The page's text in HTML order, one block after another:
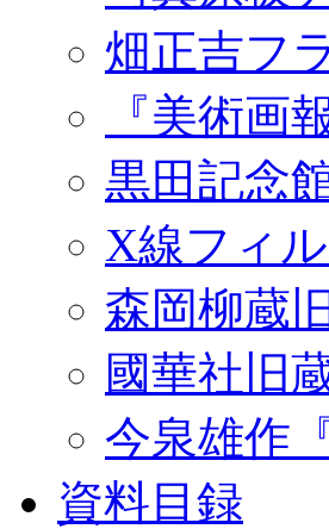
畑正吉フ
『美術画
黒田記念
X線フィ
森岡柳蔵
國華社旧
今泉雄作
資料目録